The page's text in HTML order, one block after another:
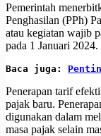
Pemerintah
Penghasilan (PPh)
atau kegiatan wajib
pada 1 Januari 2024.
Baca juga:
Penerapan tarif
pajak baru.
digunakan dalam
masa pajak selain